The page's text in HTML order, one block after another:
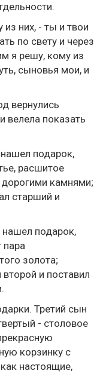
них, - ты и твои
по свету и через
я решу, кому из
сыновья мои, и
вернулись
велела показать
подарок,
расшитое
камнями;
старший и
нашел подарок,
пара
золота;
второй и поставил
Третий сын
- столовое
корзинку с
настоящие,